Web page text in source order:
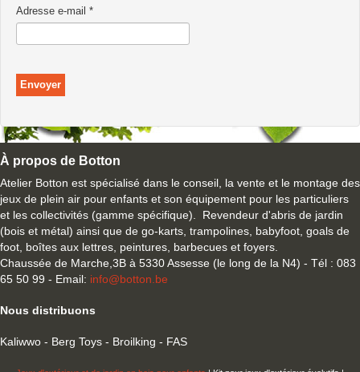
Adresse e-mail *
Envoyer
À propos de Botton
Atelier Botton est spécialisé dans le conseil, la vente et le montage des
jeux de plein air pour enfants et son équipement pour les particuliers
et les collectivités (gamme spécifique). Revendeur d'abris de jardin
(bois et métal) ainsi que de go-karts, trampolines, babyfoot, goals de
foot, boîtes aux lettres, peintures, barbecues et foyers.
Chaussée de Marche,3B à 5330 Assesse (le long de la N4) - Tél : 083
65 50 99 - Email: info@botton.be
Nous distribuons
Kaliwwo - Berg Toys - Broilking - FAS